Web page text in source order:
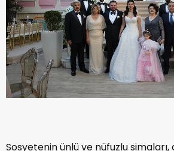
Sosyetenin ünlü ve nüfuzlu